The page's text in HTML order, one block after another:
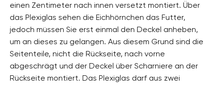
einen Zentimeter nach innen versetzt montiert. Über
das Plexiglas sehen die Eichhörnchen das Futter,
jedoch müssen Sie erst einmal den Deckel anheben,
um an dieses zu gelangen. Aus diesem Grund sind die
Seitenteile, nicht die Rückseite, nach vorne
abgeschrägt und der Deckel über Scharniere an der
Rückseite montiert. Das Plexiglas darf aus zwei